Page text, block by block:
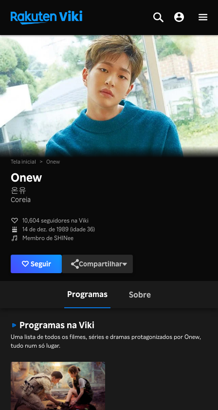
Tela inicial > Onew
Onew
온유
Coreia
10,604 seguidores na Viki
14 de dez. de 1989 (idade 36)
Membro de SHINee
Seguir Compartilhar
Programas Sobre
Programas na Viki
Uma lista de todos os filmes, séries e dramas protagonizados por Onew,
tudo num só lugar.